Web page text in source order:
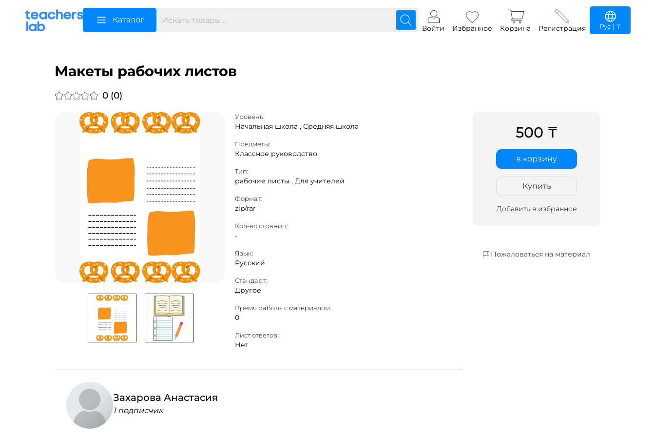
Каталог
Войти Избранное Корзина Регистрация Рус | ₸
Макеты рабочих листов
0 (0)
Уровень:
Начальная школа , Средняя школа
Предметы:
Классное руководство
Тип:
рабочие листы , Для учителей
Формат:
zip/rar
Кол-во страниц:
-
Язык:
Русский
Стандарт:
Другое
Время работы с материалом:
0
Лист ответов:
Нет
Захарова Анастасия
1 подписчик
500 ₸
в корзину
Купить
Добавить в избранное
Пожаловаться на материал